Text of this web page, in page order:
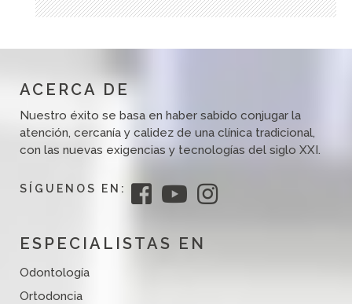
ACERCA DE
Nuestro éxito se basa en haber sabido conjugar la
atención, cercanía y calidez de una clínica tradicional,
con las nuevas exigencias y tecnologías del siglo XXI.
SÍGUENOS EN:
ESPECIALISTAS EN
Odontología
Ortodoncia